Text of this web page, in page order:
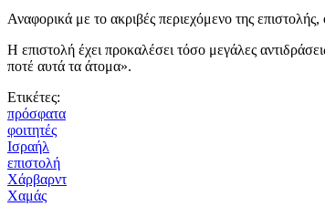
Αναφορικά με το ακριβές περιεχόμενο της
Η επιστολή έχει προκαλέσει τόσο μεγάλες
ποτέ αυτά τα άτομα».
Ετικέτες:
πρόσφατα
φοιτητές
Ισραήλ
επιστολή
Χάρβαρντ
Χαμάς